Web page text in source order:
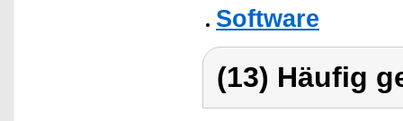
Software
(13) Häufig